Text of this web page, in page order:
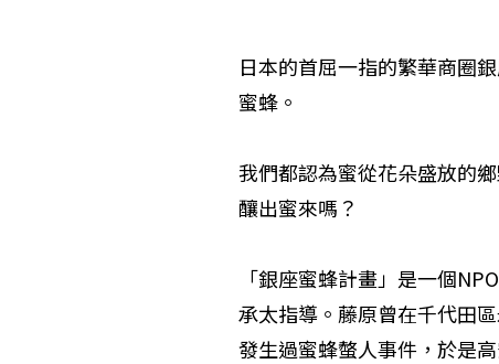
日本的首屈一指的繁華商圈
蜜蜂。
我們都認為蜜從花朵盛放的
釀出蜜來嗎？
「銀座蜜蜂計畫」是一個
承太指導。藤原曾在千代田
發生過蜜蜂螫人事件，於是